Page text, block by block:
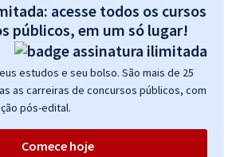
acesse todos os cursos
públicos, em um só lugar!
estudos e seu bolso. São mais de 25
as carreiras de concursos públicos, com
pós-edital.
Comece hoje